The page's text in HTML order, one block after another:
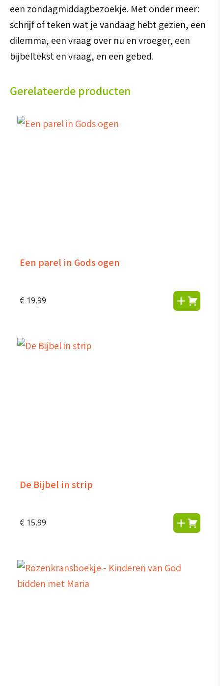
een zondagmiddagbezoekje. Met onder meer:
schrijf of teken wat je vandaag hebt gezien, een
dilemma, een vraag over nu en vroeger, een
bijbeltekst en vraag, en een gebed.
Gerelateerde producten
Een parel in Gods ogen
€ 19,99
De Bijbel in strip
€ 15,99